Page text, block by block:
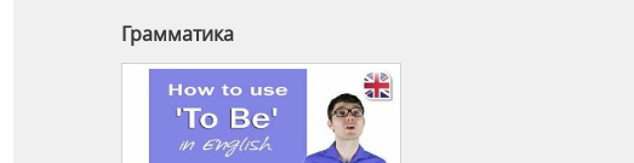
Грамматика